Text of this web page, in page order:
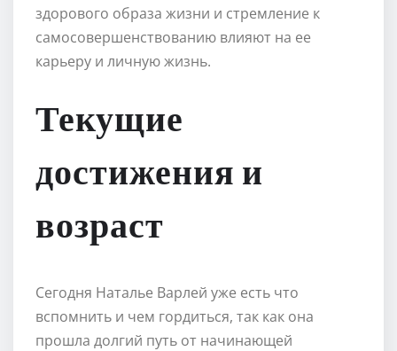
здорового образа жизни и стремление к
самосовершенствованию влияют на ее
карьеру и личную жизнь.
Текущие
достижения и
возраст
Сегодня Наталье Варлей уже есть что
вспомнить и чем гордиться, так как она
прошла долгий путь от начинающей